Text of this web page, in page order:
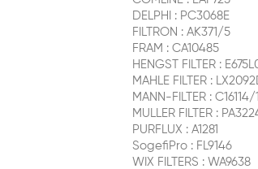
DELPHI : PC3068E
FILTRON : AK371/5
FRAM : CA10485
HENGST FILTER :
MAHLE FILTER :
MANN-FILTER : C16114/
MULLER FILTER :
PURFLUX : A1281
SogefiPro : FL9146
WIX FILTERS : WA9638